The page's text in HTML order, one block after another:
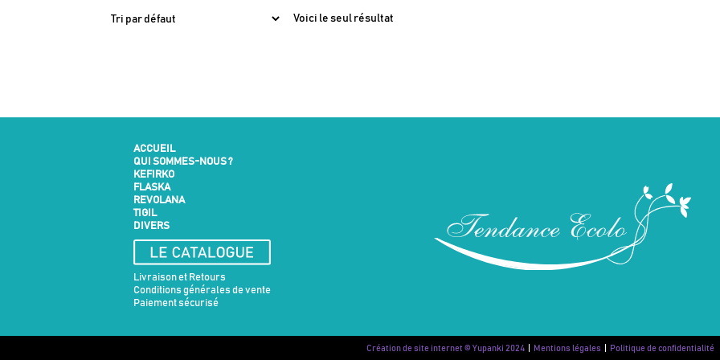
Voici le seul résultat
ACCUEIL
QUI SOMMES-NOUS ?
KEFIRKO
FLASKA
REVOLANA
TIGIL
DIVERS
Livraison et Retours
Conditions générales de vente
Paiement sécurisé
Création de site internet © Yupanki 2024| Mentions légales Politique de confidentialité